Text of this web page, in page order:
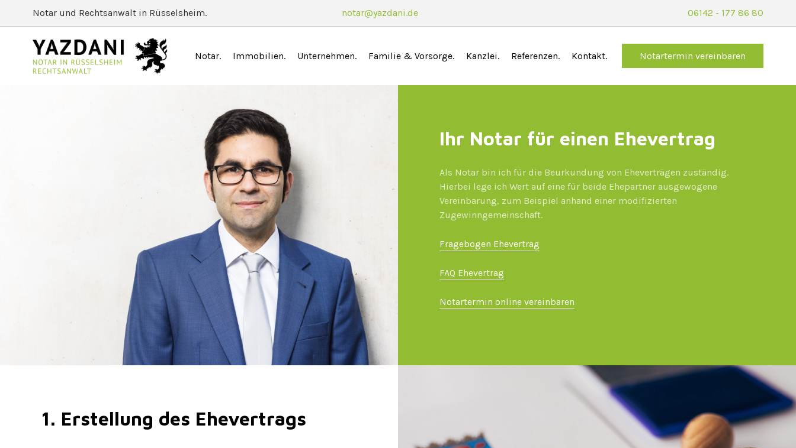
Notar und Rechtsanwalt in Rüsselsheim. notar@yazdani.de 06142 - 177 86 80
Notar Immobilien Unternehmen Familie & Vorsorge Kanzlei Referenzen Kontakt Notartermin vereinbaren
Ihr Notar für einen Ehevertrag
Als Notar bin ich für die Beurkundung von Eheverträgen zuständig.
Hierbei lege ich Wert auf eine für beide Ehepartner ausgewogene
Vereinbarung, zum Beispiel anhand einer modifizierten
Zugewinngemeinschaft.
Fragebogen Ehevertrag
FAQ Ehevertrag
Notartermin online vereinbaren
1. Erstellung des Ehevertrags